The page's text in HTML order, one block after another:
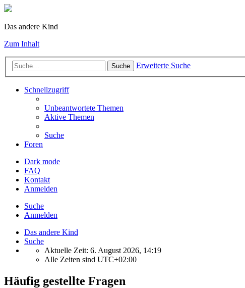
Das andere Kind
Zum Inhalt
Suche Erweiterte Suche
Schnellzugriff
Unbeantwortete Themen
Aktive Themen
Suche
Foren
Dark mode
FAQ
Kontakt
Anmelden
Suche
Anmelden
Das andere Kind
Suche
Aktuelle Zeit: 6. August 2026, 14:19
Alle Zeiten sind UTC+02:00
Häufig gestellte Fragen